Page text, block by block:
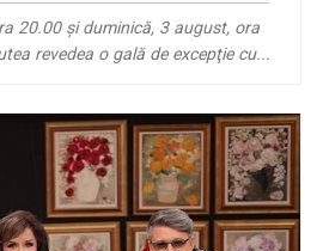
20.00 şi duminică, 3 august, ora
revedea o gală de excepţie cu...